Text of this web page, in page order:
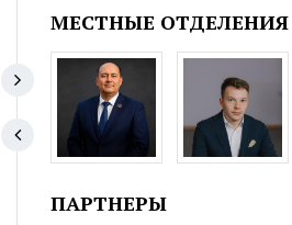
МЕСТНЫЕ ОТДЕЛЕНИЯ
ПАРТНЕРЫ